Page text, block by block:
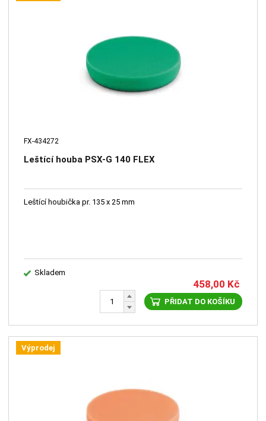
FX-434272
Leštící houba PSX-G 140 FLEX
Leštící houbička pr. 135 x 25 mm
Skladem
458,00 Kč
PŘIDAT DO KOŠÍKU
Výprodej